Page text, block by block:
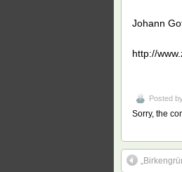
Johann
http://
Posted
Sorry, the